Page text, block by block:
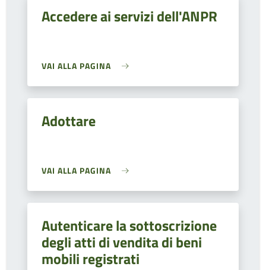
Accedere ai servizi dell'ANPR
VAI ALLA PAGINA
Adottare
VAI ALLA PAGINA
Autenticare la sottoscrizione
degli atti di vendita di beni
mobili registrati